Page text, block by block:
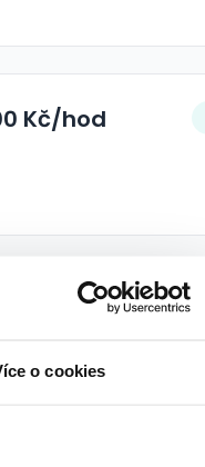
o cookies
Kč/hod